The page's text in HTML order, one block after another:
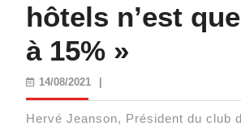
hôtels n’est
à 15% »
14/08/202114/08/2021
Hervé Jeanson, Président du club